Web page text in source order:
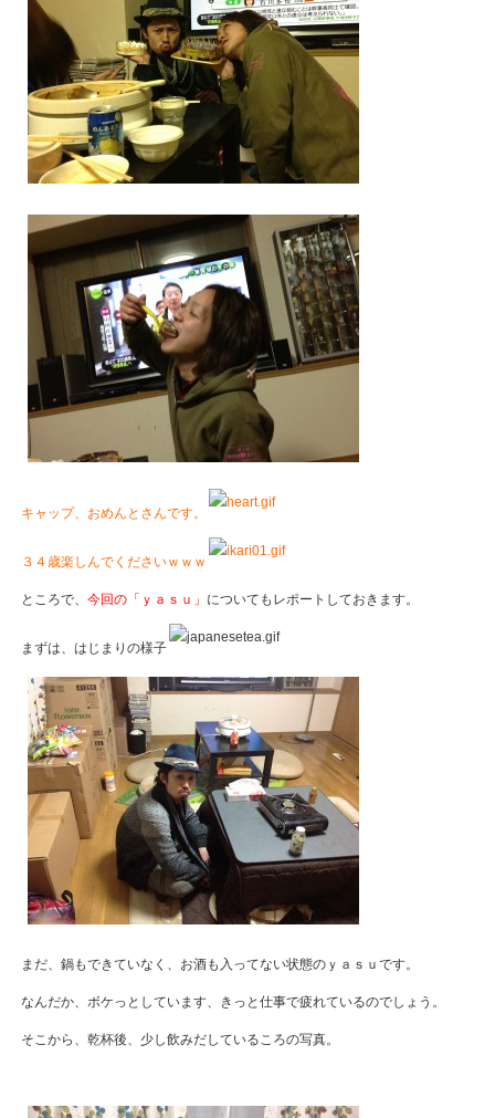
キャップ、おめんとさんです。
３４歳楽しんでくださいｗｗｗ
ところで、 今回の「ｙａｓｕ」 についてもレポートしておきます。
まずは、はじまりの様子
まだ、鍋もできていなく、お酒も入ってない状態のｙａｓｕです。
なんだか、ボケっとしています、きっと仕事で疲れているのでしょう。
そこから、乾杯後、少し飲みだしているころの写真。